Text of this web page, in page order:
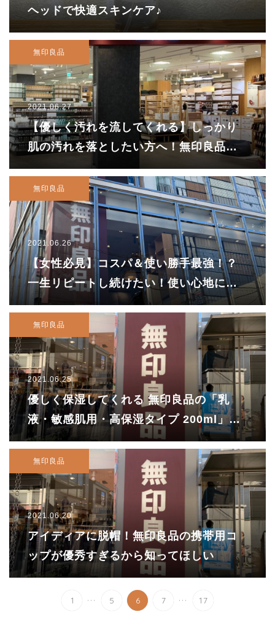
ヘッドで快適スキンケア♪
無印良品
2021.06.27
【優しく汚れを流してくれる】しっかり
肌の汚れを落としたい方へ！無印良品の
洗顔が使いやすいです！
無印良品
2021.06.26
【女性必見】コスパ＆使い勝手最強！？
一生リピートし続けたい！使い心地にハ
マる無印良品のヘアバンド
無印良品
2021.06.25
優しく保湿してくれる 無印良品の「乳
液・敏感肌用・高保湿タイプ 200ml」を
レビュー!!
無印良品
2021.06.20
アイディアに脱帽！無印良品の携帯用コ
ップが優秀すぎるから知ってほしい
1 ... 5 6 7 ... 17